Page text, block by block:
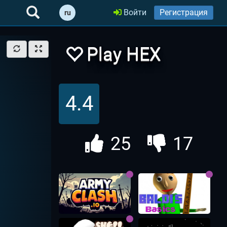
ru Войти Регистрация
Play HEX
Online | Гексы
Онлайн
4.4
25 17